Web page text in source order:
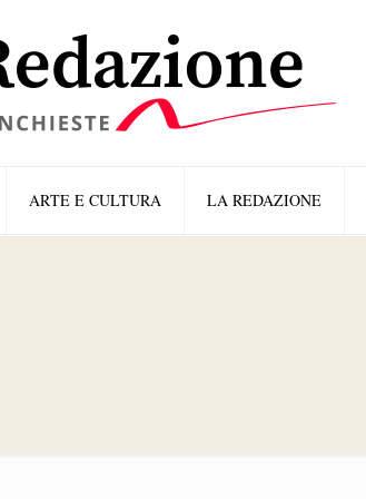
ARTE E CULTURA LA REDAZIONE